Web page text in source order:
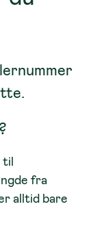
til
fra
alltid bare